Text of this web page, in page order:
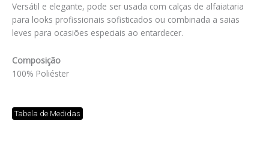
Versátil e elegante, pode ser usada com calças de alfaiataria
para looks profissionais sofisticados ou combinada a saias
leves para ocasiões especiais ao entardecer.
Composição
100% Poliéster
Tabela de Medidas